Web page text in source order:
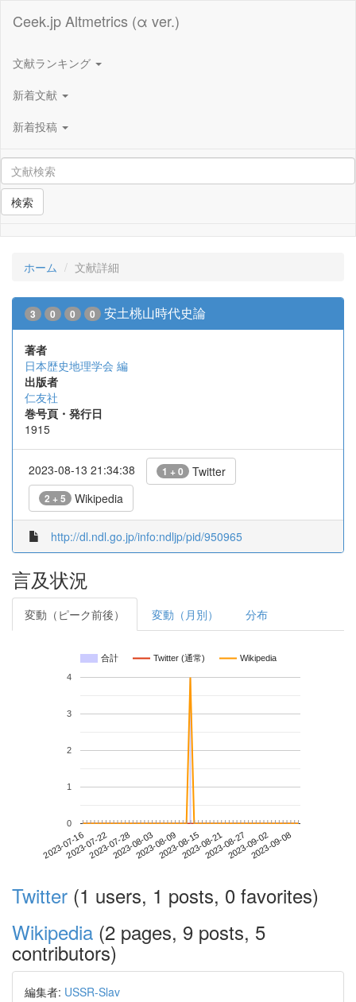
Ceek.jp Altmetrics (α ver.)
文献ランキング
新着文献
新着投稿
検索
ホーム 文献詳細
3 0 0 0 安土桃山時代史論
著者
日本歴史地理学会 編
出版者
仁友社
巻号頁・発行日
1915
2023-08-13 21:34:38 1 + 0 Twitter
2 + 5 Wikipedia
http://dl.ndl.go.jp/info:ndljp/pid/950965
言及状況
変動（ピーク前後） 変動（月別） 分布
合計 Twitter (通常) Wikipedia
2023-07-162023-07-222023-07-282023-08-032023-08-092023-08-152023-08-212023-08-272023-09-022023-09-08
0
1
2
3
4
Twitter (1 users, 1 posts, 0 favorites)
Wikipedia (2 pages, 9 posts, 5
contributors)
編集者: USSR-Slav